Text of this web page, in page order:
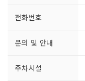
전화번호
문의 및 안내
주차시설